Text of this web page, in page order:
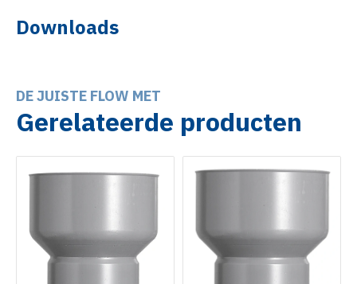
Downloads
DE JUISTE FLOW MET
Gerelateerde producten